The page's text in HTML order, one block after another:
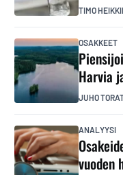
TIMO
OSAKKEET
Harvia
JUHO
ANALYYSI
vuoden